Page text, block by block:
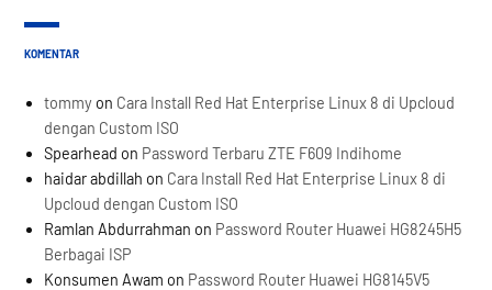
KOMENTAR
tommy on Cara Install Red Hat Enterprise Linux 8 di Upcloud
dengan Custom ISO
Spearhead on Password Terbaru ZTE F609 Indihome
haidar abdillah on Cara Install Red Hat Enterprise Linux 8 di
Upcloud dengan Custom ISO
Ramlan Abdurrahman on Password Router Huawei HG8245H5
Berbagai ISP
Konsumen Awam on Password Router Huawei HG8145V5